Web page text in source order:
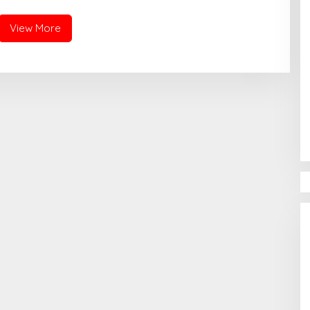
View More